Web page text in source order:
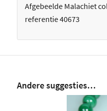
Afgebeelde Malachiet
referentie 40673
Andere suggesties…